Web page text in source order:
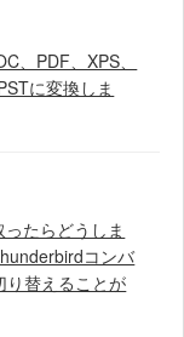
、PDF、XPS、
に変換しま
たらどうしま
コンバ
り替えることが